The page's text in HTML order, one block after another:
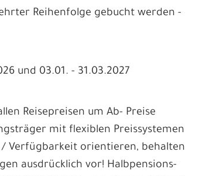
Reihenfolge gebucht werden -
und 03.01. - 31.03.2027
Reisepreisen um Ab- Preise
mit flexiblen Preissystemen
Verfügbarkeit orientieren, behalten
ausdrücklich vor! Halbpensions-